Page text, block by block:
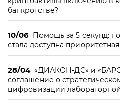
банкротстве?
10/06 Помощь за 5 секунд:
стала доступна
28/04 «ДИАКОН-ДС» и «БАРС
соглашение о
цифровизации